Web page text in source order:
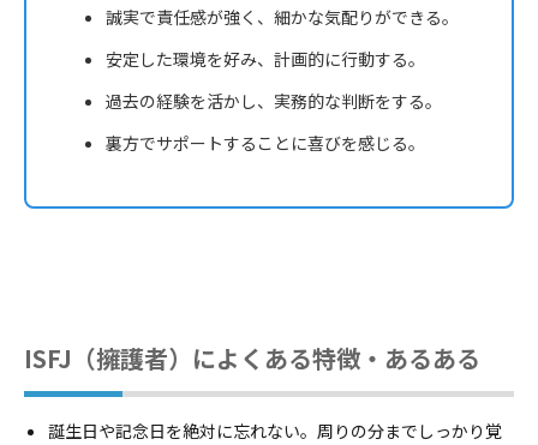
誠実で責任感が強く、細かな気配りができる。
安定した環境を好み、計画的に行動する。
過去の経験を活かし、実務的な判断をする。
裏方でサポートすることに喜びを感じる。
ISFJ（擁護者）によくある特徴・あるある
誕生日や記念日を絶対に忘れない。周りの分までしっかり覚